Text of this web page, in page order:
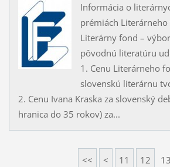
Informácia o
prémiách
Literárny fond –
pôvodnú literatúru
1. Cenu Literárneho
slovenskú literárnu
2. Cenu Ivana Kraska za slovenský
hranica do 35 rokov) za...
<< < 11 12 13